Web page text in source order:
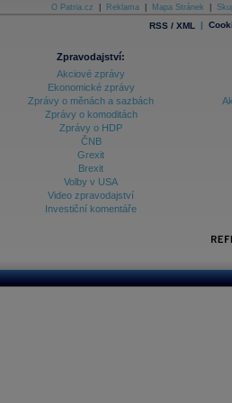
O Patria.cz Reklama Mapa Stránek
RSS / XML |
Zpravodajství:
Akciové zprávy
Ekonomické zprávy
Zprávy o měnách a sazbách
Zprávy o komoditách
Zprávy o HDP
ČNB
Grexit
Brexit
Volby v USA
Video zpravodajství
Investiční komentáře